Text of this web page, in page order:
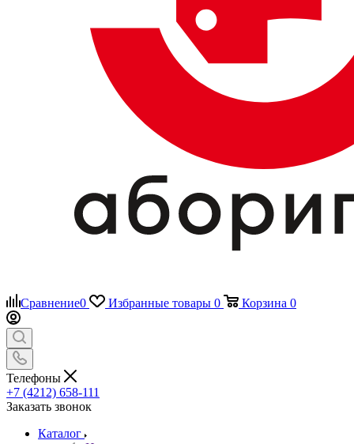
Сравнение0 Избранные товары 0 Корзина 0
Телефоны
+7 (4212) 658-111
Заказать звонок
Каталог